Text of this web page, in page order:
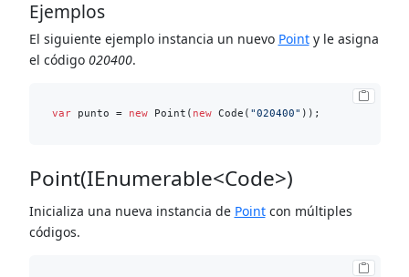
Ejemplos
El siguiente ejemplo instancia un nuevo Pointy le asigna
el código 020400.
var punto = new Point( new Code( "020400"
Point(IEnumerable<Code>)
Inicializa una nueva instancia de Pointcon múltiples
códigos.